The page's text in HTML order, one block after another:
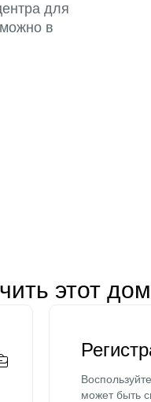
для
в
этот
может быть